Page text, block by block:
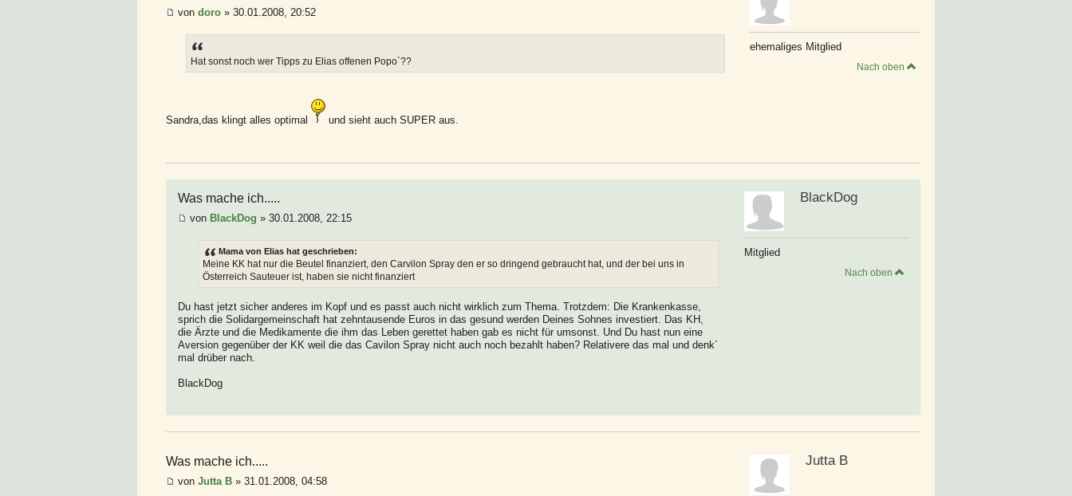
von doro » 30.01.2008, 20:52
Hat sonst noch wer Tipps zu Elias offenen Popo`??
Sandra,das klingt alles optimal und sieht auch SUPER aus.
ehemaliges Mitglied
Nach oben
Was mache ich.....
von BlackDog » 30.01.2008, 22:15
Mama von Elias hat geschrieben:
Meine KK hat nur die Beutel finanziert, den Carvilon Spray den er so dringend gebraucht hat, und der bei uns in
Österreich Sauteuer ist, haben sie nicht finanziert
Du hast jetzt sicher anderes im Kopf und es passt auch nicht wirklich zum Thema. Trotzdem: Die Krankenkasse,
sprich die Solidargemeinschaft hat zehntausende Euros in das gesund werden Deines Sohnes investiert. Das KH,
die Ärzte und die Medikamente die ihm das Leben gerettet haben gab es nicht für umsonst. Und Du hast nun eine
Aversion gegenüber der KK weil die das Cavilon Spray nicht auch noch bezahlt haben? Relativere das mal und denk´
mal drüber nach.
BlackDog
BlackDog
Mitglied
Nach oben
Was mache ich.....
von Jutta B » 31.01.2008, 04:58
Jutta B